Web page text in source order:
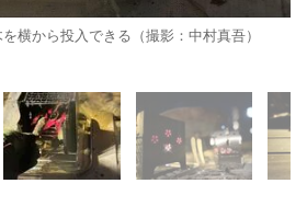
横から投入できる（撮影：中村真吾）